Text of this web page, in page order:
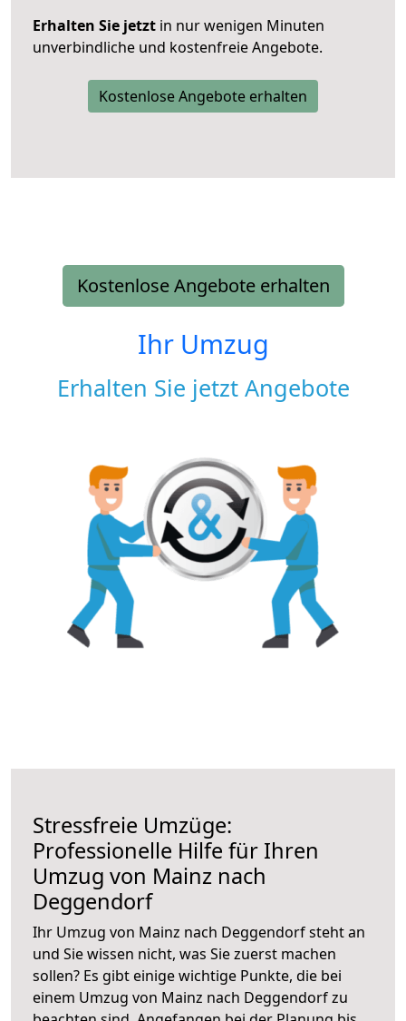
Erhalten Sie jetzt in nur wenigen Minuten
unverbindliche und kostenfreie Angebote.
Kostenlose Angebote erhalten
Kostenlose Angebote erhalten
Ihr Umzug
Erhalten Sie jetzt Angebote
Stressfreie Umzüge:
Professionelle Hilfe für Ihren
Umzug von Mainz nach
Deggendorf
Ihr Umzug von Mainz nach Deggendorf steht an
und Sie wissen nicht, was Sie zuerst machen
sollen? Es gibt einige wichtige Punkte, die bei
einem Umzug von Mainz nach Deggendorf zu